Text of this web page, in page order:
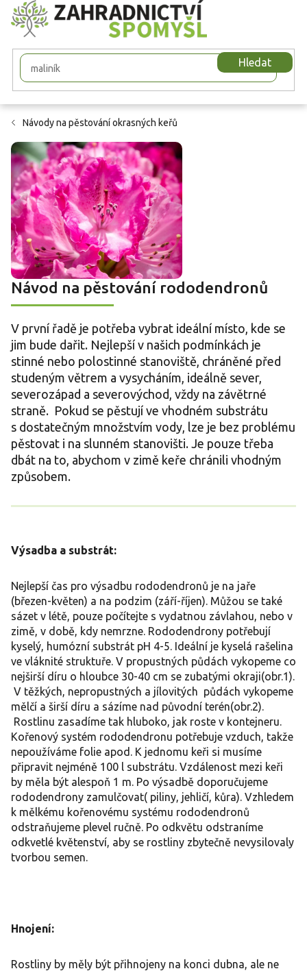
Přejít
na
obsah
Hledat
Návody na pěstování okrasných keřů
Návod na pěstování rododendronů
V první řadě je potřeba vybrat ideální místo, kde se
jim bude dařit. Nejlepší v našich podmínkách je
stinné nebo polostinné stanoviště, chráněné před
studeným větrem a vysycháním, ideálně sever,
severozápad a severovýchod, vždy na závětrné
straně. Pokud se pěstují ve vhodném substrátu
s dostatečným množstvím vody, lze je bez problému
pěstovat i na slunném stanovišti. Je pouze třeba
dbát na to, abychom v zimě keře chránili vhodným
způsobem.
Výsadba a substrát:
Nejlepší čas pro výsadbu rododendronů je na jaře
(březen-květen) a na podzim (září-říjen). Můžou se také
sázet v létě, pouze počítejte s vydatnou závlahou, nebo v
zimě, v době, kdy nemrzne. Rododendrony potřebují
kyselý, humózní substrát pH 4-5. Ideální je kyselá rašelina
ve vláknité struktuře. V propustných půdách vykopeme co
nejširší díru o hloubce 30-40 cm se zubatými okraji(obr.1).
V těžkých, nepropustných a jílovitých půdách vykopeme
mělčí a širší díru a sázíme nad původní terén(obr.2).
Rostlinu zasadíme tak hluboko, jak roste v kontejneru.
Kořenový systém rododendronu potřebuje vzduch, takže
nepoužíváme folie apod. K jednomu keři si musíme
připravit nejméně 100 l substrátu. Vzdálenost mezi keři
by měla být alespoň 1 m. Po výsadbě doporučujeme
rododendrony zamulčovat( piliny, jehličí, kůra). Vzhledem
k mělkému kořenovému systému rododendronů
odstraňujeme plevel ručně. Po odkvětu odstraníme
odkvetlé květenství, aby se rostliny zbytečně nevysilovaly
tvorbou semen.
Hnojení:
Rostliny by měly být přihnojeny na konci dubna, ale ne